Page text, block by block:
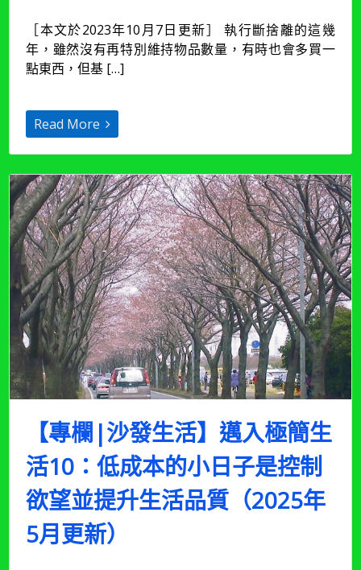
沙
發
生
入
極
活
11：
投
資
斷
捨
離
(2023
年
10
月
更
新)〉
中
［本文於2023年10月7日更新］ 執行斷捨離的這幾
年，雖然沒有再特別維持物品數量，有時也會多買一
點東西，但基 […]
Read More
【專欄|沙發生活】邁入極簡生
活10：低成本的小日子是控制
欲望並提升生活品質（2025年
5月更新）